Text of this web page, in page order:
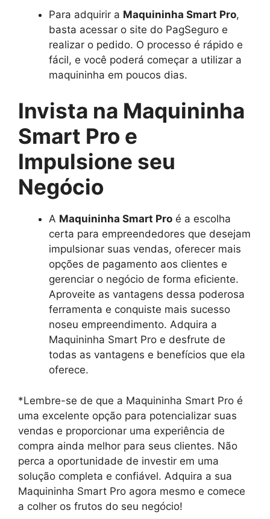
Para adquirir a Maquininha Smart Pro,
basta acessar o site do PagSeguro e
realizar o pedido. O processo é rápido e
fácil, e você poderá começar a utilizar a
maquininha em poucos dias.
Invista na Maquininha
Smart Pro e
Impulsione seu
Negócio
A Maquininha Smart Pro é a escolha
certa para empreendedores que desejam
impulsionar suas vendas, oferecer mais
opções de pagamento aos clientes e
gerenciar o negócio de forma eficiente.
Aproveite as vantagens dessa poderosa
ferramenta e conquiste mais sucesso
noseu empreendimento. Adquira a
Maquininha Smart Pro e desfrute de
todas as vantagens e benefícios que ela
oferece.
*Lembre-se de que a Maquininha Smart Pro é
uma excelente opção para potencializar suas
vendas e proporcionar uma experiência de
compra ainda melhor para seus clientes. Não
perca a oportunidade de investir em uma
solução completa e confiável. Adquira a sua
Maquininha Smart Pro agora mesmo e comece
a colher os frutos do seu negócio!